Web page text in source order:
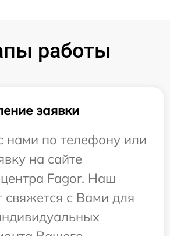
работы
заявки
нами по телефону или
на сайте
Fagor. Наш
свяжется с Вами для